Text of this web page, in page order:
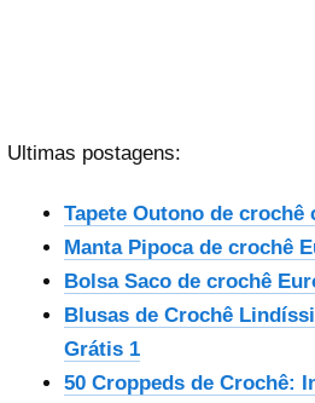
Ultimas postagens:
Tapete Outono de crochê
Manta Pipoca de crochê
Bolsa Saco de crochê
Blusas de Crochê
Grátis 1
50 Croppeds de Crochê: